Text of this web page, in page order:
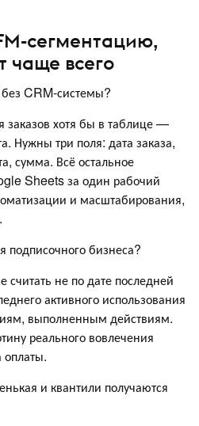
сегментацию,
чаще всего
CRM-системы?
заказов хотя бы в таблице —
Нужны три поля: дата заказа,
сумма. Всё остальное
Sheets за один рабочий
и масштабирования,
подписочного бизнеса?
не по дате последней
активного использования
выполненным действиям.
реального вовлечения
оплаты.
и квантили получаются